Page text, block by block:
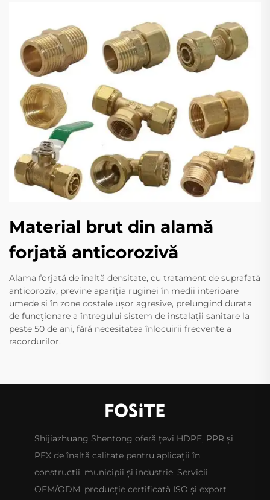
Material brut din alamă
forjată anticorozivă
Alama forjată de înaltă densitate, cu tratament de suprafață
anticoroziv, previne apariția ruginei în medii interioare
umede și în zone costale ușor agresive, prelungind durata
de funcționare a întregului sistem de instalații sanitare la
peste 50 de ani, fără necesitatea înlocuirii frecvente a
racordurilor.
Shijiazhuang Shentong oferă țevi HDPE, PPR și
PEX de înaltă calitate pentru aplicații în
construcții, municipii și industrie. Servicii
OEM/ODM, producție certificată ISO și export